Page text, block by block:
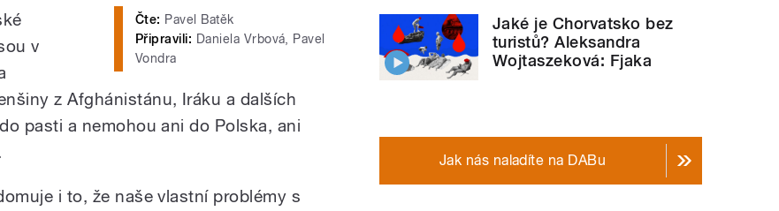
Čte: Pavel Batěk
Připravili: Daniela Vrbová, Pavel
Vondra
v
z Afghánistánu, Iráku a dalších
pasti a nemohou ani do Polska, ani
i to, že naše vlastní problémy s
Jaké je Chorvatsko bez
turistů? Aleksandra
Wojtaszeková: Fjaka
Jak nás naladíte na DABu